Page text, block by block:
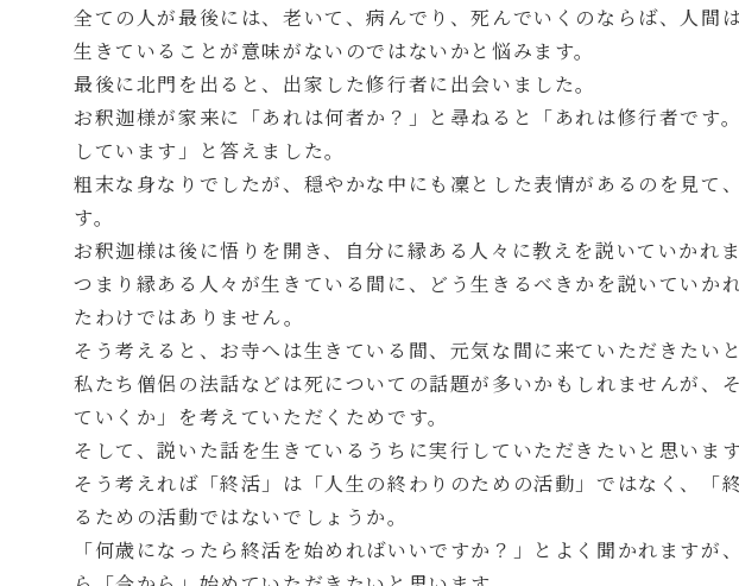
全ての人が最後には、老いて、病んでり、死んでいくのならば、人間
生きていることが意味がないのではないかと悩みます。
最後に北門を出ると、出家した修行者に出会いました。
お釈迦様が家来に「あれは何者か？」と尋ねると「あれは修行者です
しています」と答えました。
粗末な身なりでしたが、穏やかな中にも凜とした表情があるのを見て
す。
お釈迦様は後に悟りを開き、自分に縁ある人々に教えを説いていかれま
つまり縁ある人々が生きている間に、どう生きるべきかを説いていか
たわけではありません。
そう考えると、お寺へは生きている間、元気な間に来ていただきたいと
私たち僧侶の法話などは死についての話題が多いかもしれませんが、
ていくか」を考えていただくためです。
そして、説いた話を生きているうちに実行していただきたいと思います
そう考えれば「終活」は「人生の終わりのための活動」ではなく、「
るための活動ではないでしょうか。
「何歳になったら終活を始めればいいですか？」とよく聞かれます